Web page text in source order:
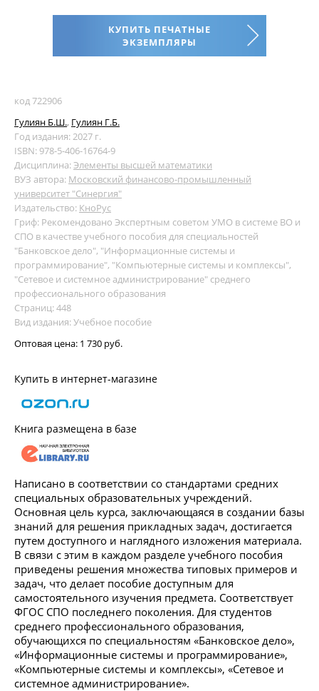
КУПИТЬ ПЕЧАТНЫЕ
ЭКЗЕМПЛЯРЫ
код 722906
Гулиян Б.Ш., Гулиян Г.Б.
Год издания: 2027 г.
ISBN: 978-5-406-16764-9
Дисциплина:Элементы высшей математики
ВУЗ автора: Московский финансово-промышленный
университет "Синергия"
Издательство: КноРус
Гриф: Рекомендовано Экспертным советом УМО в системе ВО и
СПО в качестве учебного пособия для специальностей
"Банковское дело", "Информационные системы и
программирование", "Компьютерные системы и комплексы",
"Сетевое и системное администрирование" среднего
профессионального образования
Страниц: 448
Вид издания: Учебное пособие
Оптовая цена: 1 730 руб.
Купить в интернет-магазине
Книга размещена в базе
Написано в соответствии со стандартами средних
специальных образовательных учреждений.
Основная цель курса, заключающаяся в создании базы
знаний для решения прикладных задач, достигается
путем доступного и наглядного изложения материала.
В связи с этим в каждом разделе учебного пособия
приведены решения множества типовых примеров и
задач, что делает пособие доступным для
самостоятельного изучения предмета. Соответствует
ФГОС СПО последнего поколения. Для студентов
среднего профессионального образования,
обучающихся по специальностям «Банковское дело»,
«Информационные системы и программирование»,
«Компьютерные системы и комплексы», «Сетевое и
системное администрирование».